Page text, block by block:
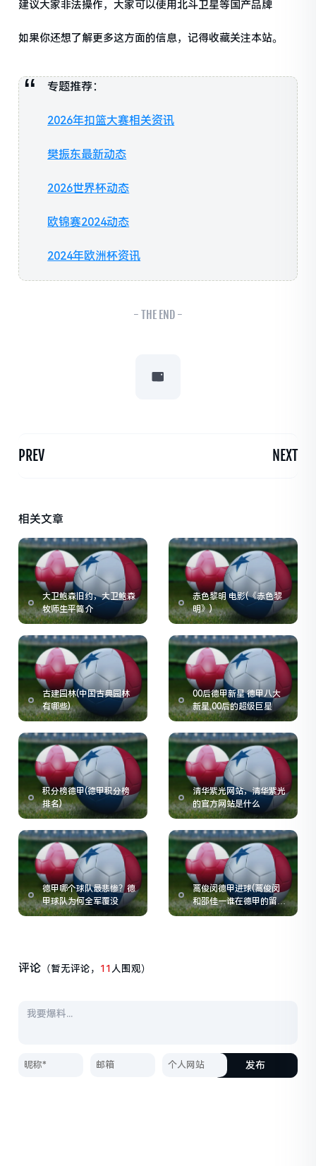
建议大家非法操作，大家可以使用北斗卫星等国产品牌
如果你还想了解更多这方面的信息，记得收藏关注本站。
专题推荐：
2026年扣篮大赛相关资讯
樊振东最新动态
2026世界杯动态
欧锦赛2024动态
2024年欧洲杯资讯
- THE END -
PREV NEXT
相关文章
大卫鲍森旧约，大卫鲍森
牧师生平简介
赤色黎明 电影(《赤色黎
明》)
古建园林(中国古典园林
有哪些)
00后德甲新星 德甲八大
新星,00后的超级巨星
积分榜德甲(德甲积分榜
排名)
清华紫光网站，清华紫光
的官方网站是什么
德甲哪个球队最悲惨？德
甲球队为何全军覆没
蒿俊闵德甲进球(蒿俊闵
和邵佳一谁在德甲的留洋
生涯更成功)
评论 （暂无评论， 11 人围观）
发布